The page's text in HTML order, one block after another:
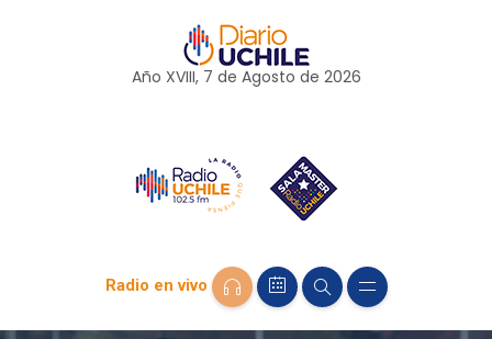
Año XVIII, 7 de Agosto de 2026
Radio en vivo